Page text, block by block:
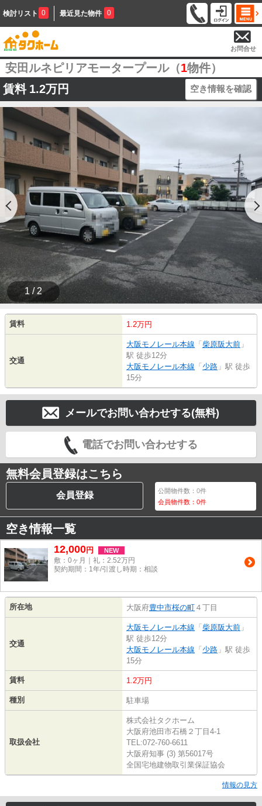
検討リスト 0 最近見た物件 0
お問合せ
安田ルネピリアモータープール（1物件）
賃料 1.2万円 空き情報を確認
1 / 2
賃料 1.2万円
交通
大阪モノレール本線 「 柴原阪大前 」
駅 徒歩12分
大阪モノレール本線 「 少路 」駅 徒歩
15分
メールでお問い合わせする(無料)
電話でお問い合わせする
無料会員登録はこちら
会員登録 公開物件数：0件
会員物件数：0件
空き情報一覧
12,000円 NEW
敷：0ヶ月｜礼：2.52万円
契約期間：1年/引渡し時期：相談
所在地 大阪府豊中市桜の町 ４丁目
交通
大阪モノレール本線 「 柴原阪大前 」
駅 徒歩12分
大阪モノレール本線 「 少路 」駅 徒歩
15分
賃料 1.2万円
種別 駐車場
取扱会社
株式会社タクホーム
大阪府池田市石橋２丁目4-1
TEL:072-760-6611
大阪府知事 (3) 第56017号
全国宅地建物取引業保証協会
情報の見方